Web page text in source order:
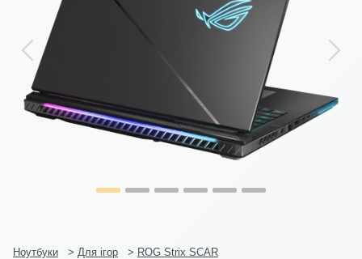
Previous Next
Ноутбуки > Для ігор > ROG Strix SCAR